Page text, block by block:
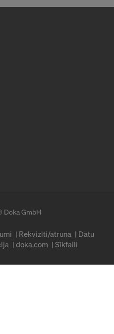
Doka GmbH
Rekvizīti/atruna
Datu
doka.com Sīkfaili